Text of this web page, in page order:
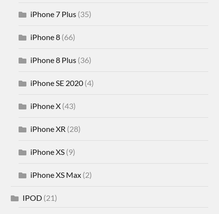
iPhone 7 Plus (35)
iPhone 8 (66)
iPhone 8 Plus (36)
iPhone SE 2020 (4)
iPhone X (43)
iPhone XR (28)
iPhone XS (9)
iPhone XS Max (2)
IPOD (21)